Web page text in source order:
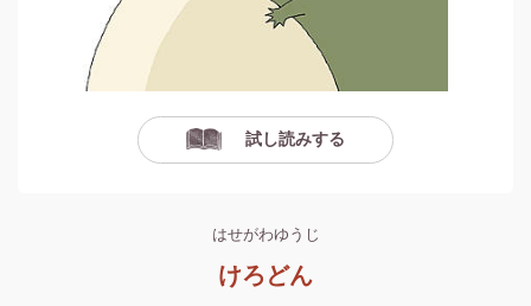
試し読みする
はせがわゆうじ
けろどん